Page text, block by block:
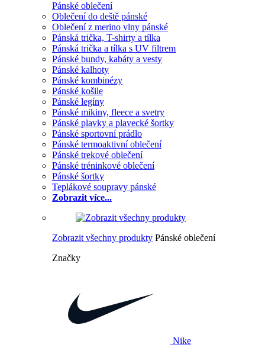
Pánské oblečení
Oblečení do deště pánské
Oblečení z merino vlny pánské
Pánská trička, T-shirty a tílka
Pánská trička a tílka s UV filtrem
Pánské bundy, kabáty a vesty
Pánské kalhoty
Pánské kombinézy
Pánské košile
Pánské legíny
Pánské mikiny, fleece a svetry
Pánské plavky a plavecké šortky
Pánské sportovní prádlo
Pánské termoaktivní oblečení
Pánské trekové oblečení
Pánské tréninkové oblečení
Pánské šortky
Teplákové soupravy pánské
Zobrazit více...
Zobrazit všechny produkty Pánské oblečení
Značky
Nike